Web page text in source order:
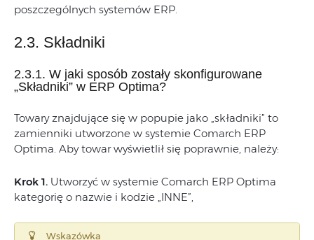
poszczególnych systemów ERP.
2.3. Składniki
2.3.1. W jaki sposób zostały skonfigurowane
„Składniki” w ERP Optima?
Towary znajdujące się w popupie jako „składniki” to
zamienniki utworzone w systemie Comarch ERP
Optima. Aby towar wyświetlił się poprawnie, należy:
Krok 1. Utworzyć w systemie Comarch ERP Optima
kategorię o nazwie i kodzie „INNE”,
Wskazówka